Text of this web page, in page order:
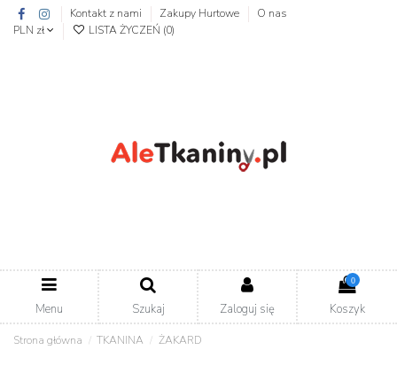
Kontakt z nami Zakupy Hurtowe
O nas
PLN zł
LISTA ŻYCZEŃ (0)
Menu Szukaj Zaloguj się
0
Koszyk
Strona główna TKANINA ŻAKARD